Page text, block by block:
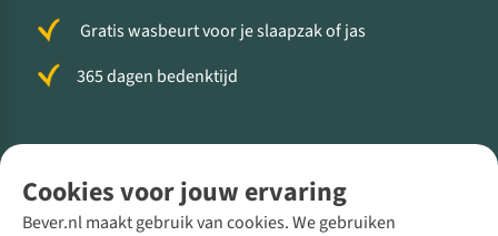
Cookies voor jouw ervaring
Bever.nl maakt gebruik van cookies. We gebruiken
Gratis wasbeurt voor je slaapzak of jas
365 dagen bedenktijd